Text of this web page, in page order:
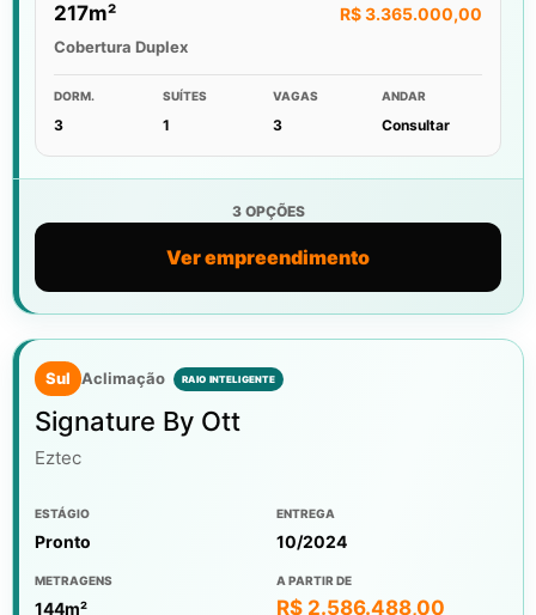
217m² R$ 3.365.000,00
Cobertura Duplex
DORM.
3
SUÍTES
1
VAGAS
3
ANDAR
Consultar
3 OPÇÕES
Ver empreendimento
Sul Aclimação
Signature By Ott
Eztec
ESTÁGIO
Pronto
ENTREGA
10/2024
METRAGENS
144m²
A PARTIR DE
R$ 2.586.488,00